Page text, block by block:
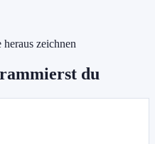
zeichnen
du